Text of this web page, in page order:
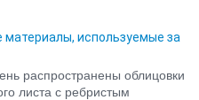
используемые за
распространены облицовки
листа с ребристым